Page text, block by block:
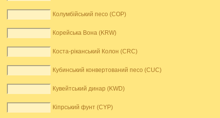
Колумбійський песо (COP)
Корейська Вона (KRW)
Коста-ріканський Колон (CRC)
Кубинський конвертований песо (CUC)
Кувейтський динар (KWD)
Кіпрський фунт (CYP)